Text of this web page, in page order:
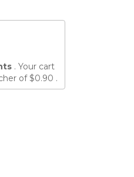
. Your cart
of$0.90 .